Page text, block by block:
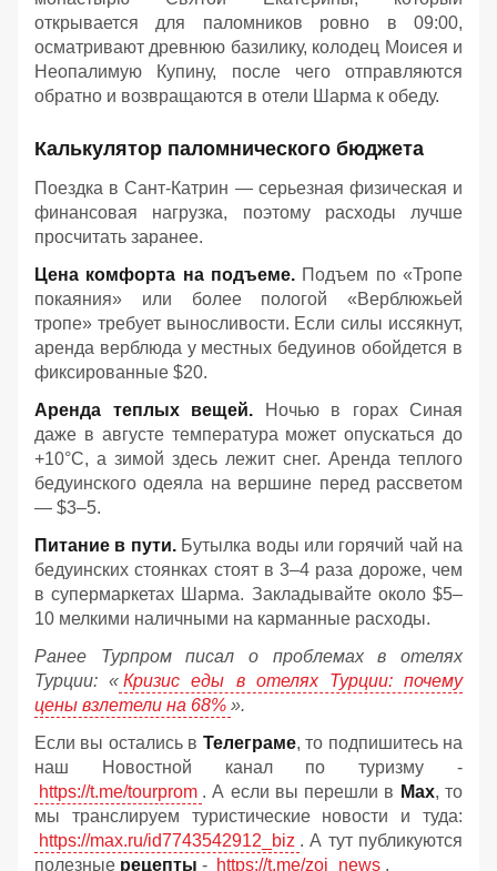
открывается для паломников ровно в 09:00,
осматривают древнюю базилику, колодец Моисея и
Неопалимую Купину, после чего отправляются
обратно и возвращаются в отели Шарма к обеду.
Калькулятор паломнического бюджета
Поездка в Сант-Катрин — серьезная физическая и
финансовая нагрузка, поэтому расходы лучше
просчитать заранее.
Цена комфорта на подъеме. Подъем по «Тропе
покаяния» или более пологой «Верблюжьей
тропе» требует выносливости. Если силы иссякнут,
аренда верблюда у местных бедуинов обойдется в
фиксированные $20.
Аренда теплых вещей. Ночью в горах Синая
даже в августе температура может опускаться до
+10°C, а зимой здесь лежит снег. Аренда теплого
бедуинского одеяла на вершине перед рассветом
— $3–5.
Питание в пути.Бутылка воды или горячий чай на
бедуинских стоянках стоят в 3–4 раза дороже, чем
в супермаркетах Шарма. Закладывайте около $5–
10 мелкими наличными на карманные расходы.
Ранее Турпром писал о проблемах в отелях
Турции: « Кризис еды в отелях Турции: почему
цены взлетели на 68% ».
Если вы остались в Телеграме, то подпишитесь на
наш Новостной канал по туризму -
https://t.me/tourprom . А если вы перешли в Мах, то
мы транслируем туристические новости и туда:
https://max.ru/id7743542912_biz . А тут публикуются
полезные рецепты - https://t.me/zoj_news .